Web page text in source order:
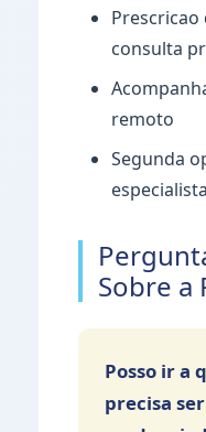
consulta
remoto
Segunda
Sobre a
Posso ir a
precisa